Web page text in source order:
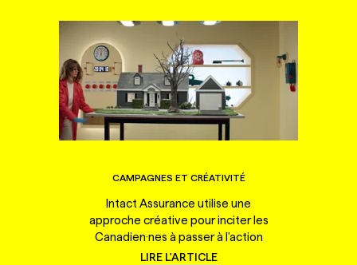
CAMPAGNES ET CRÉATIVITÉ
Intact Assurance utilise une
approche créative pour inciter les
Canadien·nes à passer à l'action
LIRE L'ARTICLE